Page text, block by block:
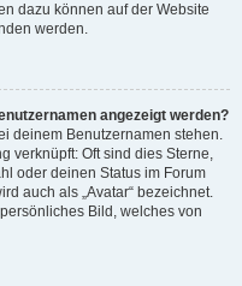
dazu können auf der Website
werden.
angezeigt werden?
deinem Benutzernamen stehen.
verknüpft: Oft sind dies Sterne,
oder deinen Status im Forum
auch als „Avatar“ bezeichnet.
Bild, welches von